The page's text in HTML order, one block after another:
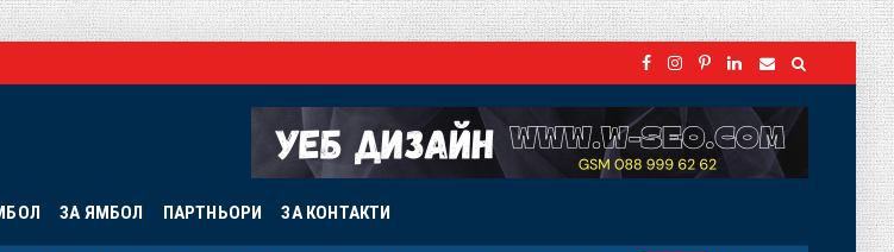
ЗА ЯМБОЛ ПАРТНЬОРИ ЗА КОНТАКТИ